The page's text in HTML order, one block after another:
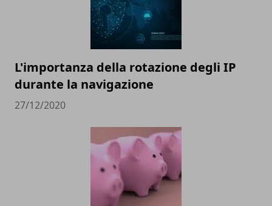
L'importanza della rotazione degli IP
durante la navigazione
27/12/2020